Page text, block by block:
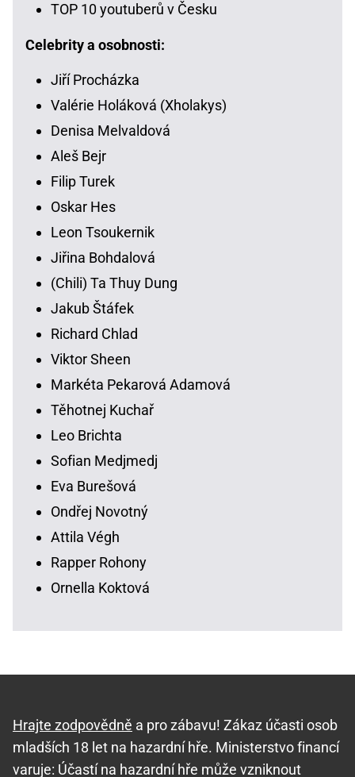
TOP 10 youtuberů v Česku
Celebrity a osobnosti:
Jiří Procházka
Valérie Holáková (Xholakys)
Denisa Melvaldová
Aleš Bejr
Filip Turek
Oskar Hes
Leon Tsoukernik
Jiřina Bohdalová
(Chili) Ta Thuy Dung
Jakub Štáfek
Richard Chlad
Viktor Sheen
Markéta Pekarová Adamová
Těhotnej Kuchař
Leo Brichta
Sofian Medjmedj
Eva Burešová
Ondřej Novotný
Attila Végh
Rapper Rohony
Ornella Koktová
Hrajte zodpovědně a pro zábavu! Zákaz účasti osob
mladších 18 let na hazardní hře. Ministerstvo financí
varuje: Účastí na hazardní hře může vzniknout